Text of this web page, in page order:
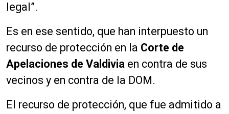
legal”.
Es en ese sentido, que han interpuesto un
recurso de protección en la Corte de
Apelaciones de Valdivia en contra de sus
vecinos y en contra de la DOM.
El recurso de protección, que fue admitido a